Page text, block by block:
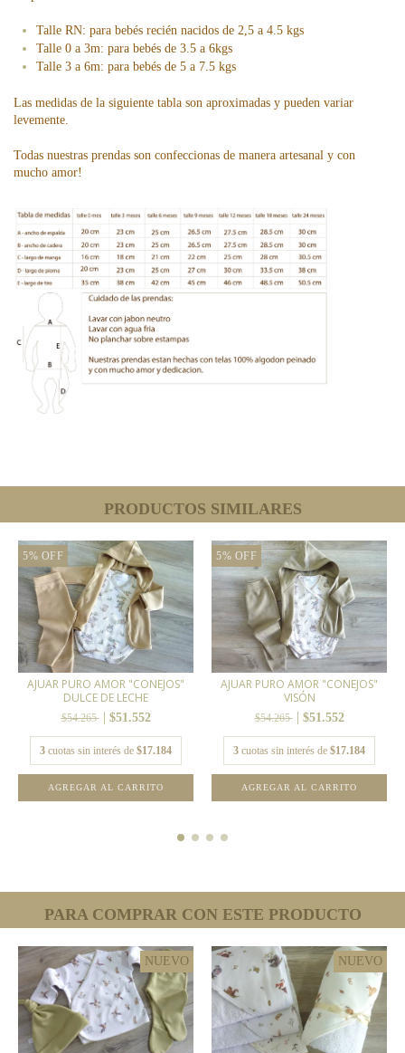
Talle RN: para bebés recién nacidos de 2,5 a 4.5 kgs
Talle 0 a 3m: para bebés de 3.5 a 6kgs
Talle 3 a 6m: para bebés de 5 a 7.5 kgs
Las medidas de la siguiente tabla son aproximadas y pueden variar
levemente.
Todas nuestras prendas son confeccionas de manera artesanal y con
mucho amor!
PRODUCTOS SIMILARES
5% OFF
AJUAR PURO AMOR "CONEJOS"
DULCE DE LECHE
$54.265 $51.552
3 cuotas sin interés de $17.184
AGREGAR AL CARRITO
5% OFF
AJUAR PURO AMOR "CONEJOS"
VISÓN
$54.265 $51.552
3 cuotas sin interés de $17.184
AGREGAR AL CARRITO
PARA COMPRAR CON ESTE PRODUCTO
NUEVO NUEVO